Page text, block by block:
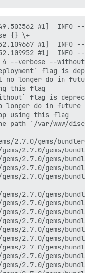
#1]
{} \+
#1]  INFO
#1]
--verbose --without
deployment` flag is
no longer do in
this flag
without` flag is
longer do in
using this flag
path `/var/www/
2.7.0/gems/
2.7.0/gems/
2.7.0/gems/
2.7.0/gems/
2.7.0/gems/
2.7.0/gems/
2.7.0/gems/
2.7.0/gems/
2.7.0/gems/
2.7.0/gems/
2.7.0/gems/
2.7.0/gems/
2.7.0/gems/
2.7.0/gems/